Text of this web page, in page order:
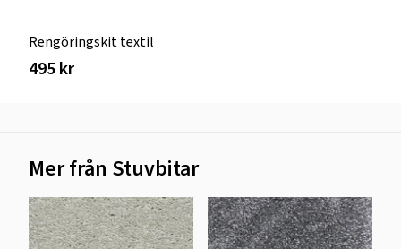
Rengöringskit textil
495 kr
Mer från Stuvbitar